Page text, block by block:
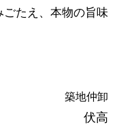
たえ、本物の旨味
築地仲卸
伏高